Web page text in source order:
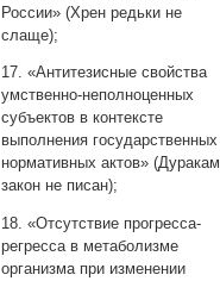
России» (Хрен редьки не
слаще);
17. «Антитезисные свойства
умственно-неполноценных
субъектов в контексте
выполнения государственных
нормативных актов» (Дуракам
закон не писан);
18. «Отсутствие прогресса-
регресса в метаболизме
организма при изменении